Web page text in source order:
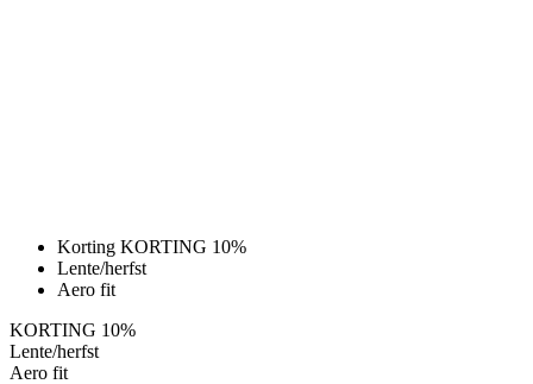
Korting KORTING 10%
Lente/herfst
Aero fit
KORTING 10%
Lente/herfst
Aero fit